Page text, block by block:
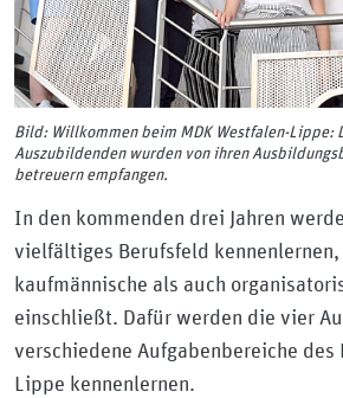
Bild: Willkommen beim MDK Westfalen-Lippe:
Auszubildenden wurden von ihren
betreuern empfangen.
In den kommenden drei Jahren
vielfältiges Berufsfeld
kaufmännische als auch
einschließt. Dafür werden die vier
verschiedene Aufgabenbereiche des
Lippe kennenlernen.